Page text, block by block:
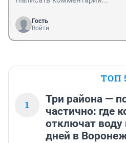
Гость
Войти
ТОП
1
Три района —
частично: где
отключат воду
дней в